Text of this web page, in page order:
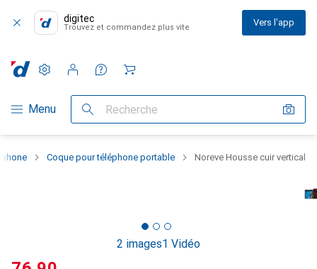
digitec
Trouvez et commandez plus vite Vers l'app
Navigation par catégorie
Menu Recherche
Paramètres
Compte client
Listes de comparaison
Listes d'envies
Panier
Coque pour téléphone portable Noreve Housse cuir vertical
2 images1 Vidéo